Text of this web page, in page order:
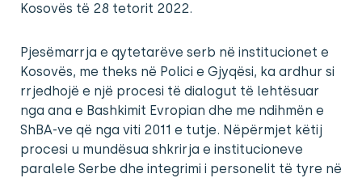
Kosovës të 28 tetorit 2022.
Pjesëmarrja e qytetarëve serb në institucionet e
Kosovës, me theks në Polici e Gjyqësi, ka ardhur si
rrjedhojë e një procesi të dialogut të lehtësuar
nga ana e Bashkimit Evropian dhe me ndihmën e
ShBA-ve që nga viti 2011 e tutje. Nëpërmjet këtij
procesi u mundësua shkrirja e institucioneve
paralele Serbe dhe integrimi i personelit të tyre në